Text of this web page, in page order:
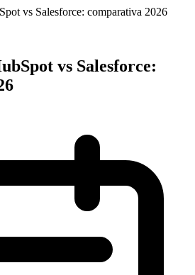
vs Salesforce: comparativa 2026
vs Salesforce: